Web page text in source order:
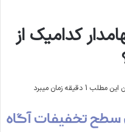
کدامیک از
1 دقیقه زمان میبرد